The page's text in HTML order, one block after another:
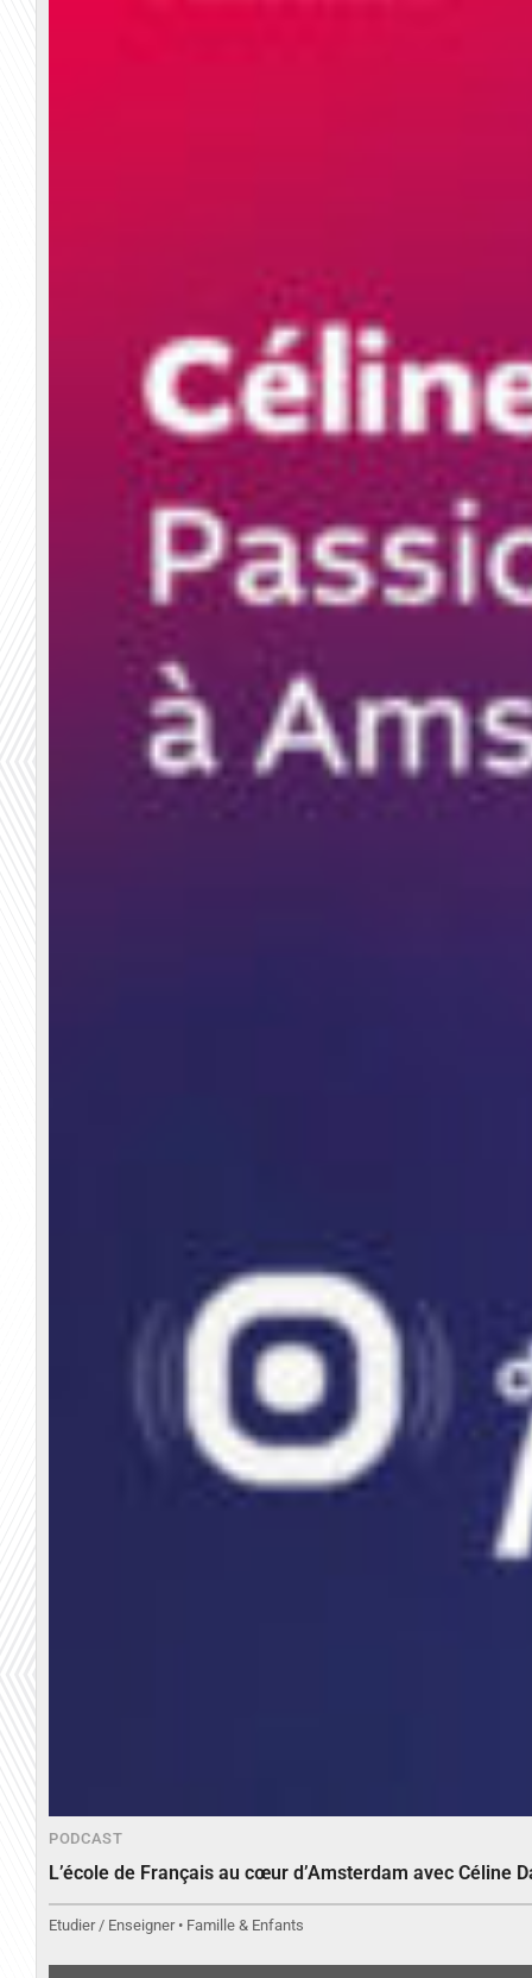
PODCAST
L’école de Français au cœur d’Amsterdam avec Céline
Etudier / Enseigner • Famille & Enfants